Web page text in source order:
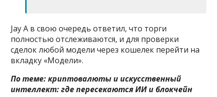
Jay A в свою очередь ответил, что торги
полностью отслеживаются, и для проверки
сделок любой модели через кошелек перейти на
вкладку «Модели».
По теме:криптовалюты и искусственный
интеллект: где пересекаются ИИ и блокчейн